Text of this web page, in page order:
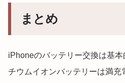
まとめ
iPhoneのバッテリー交換は基
チウムイオンバッテリーは満